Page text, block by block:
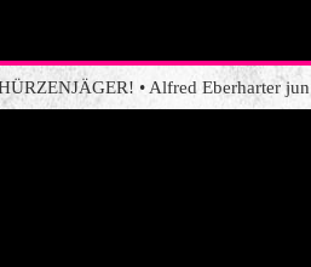
• Alfred Eberharter